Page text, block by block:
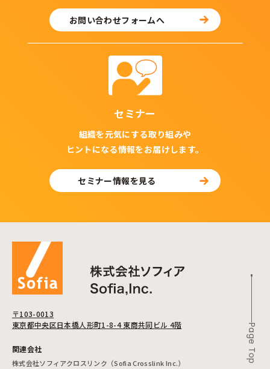
お問い合わせフォームへ
セミナー
組織を元気にする取り組みや
ヒントになる情報をお届けします。
セミナー情報を見る
〒103-0013
東京都中央区日本橋人形町1-8-4 東商共同ビル 4階
関連会社
株式会社ソフィアクロスリンク（Sofia Crosslink Inc.） Page Top